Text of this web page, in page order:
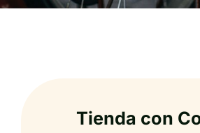
Tienda con